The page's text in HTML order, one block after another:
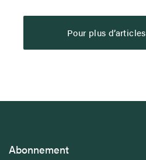
Pour plus d’articles
Abonnement